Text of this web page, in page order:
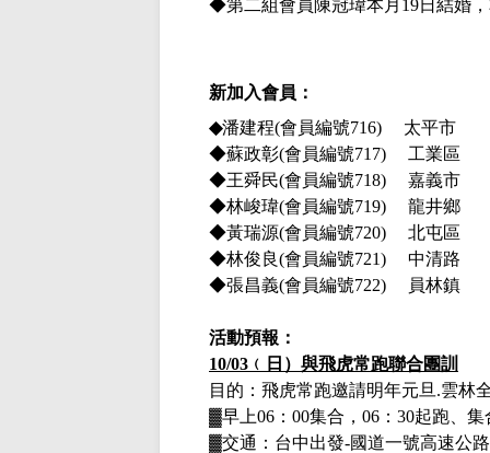
◆第二組會員陳冠瑋本月 19日結婚
新加入會員：
◆潘建程(會員編號716) 太平市
◆蘇政彰(會員編號717) 工業區
◆王舜民(會員編號718) 嘉義市
◆林峻瑋(會員編號719) 龍井鄉
◆黃瑞源(會員編號720) 北屯區
◆林俊良(會員編號721) 中清路
◆張昌義(會員編號722) 員林鎮
活動預報：
10/03 ﹙日）與飛虎常跑聯合團訓
目的：飛虎常跑邀請明年元旦 .雲林
▓早上06 ： 00集合， 06 ： 30起跑、集
▓交通：台中出發-國道一號高速公